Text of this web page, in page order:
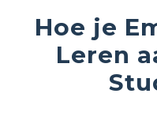
Hoe je
Leren